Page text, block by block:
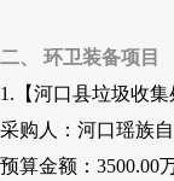
二、 环卫装备项目
1.【河口县垃圾收集
采购人：河口瑶族
预算金额： 3500.00